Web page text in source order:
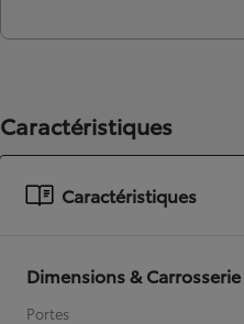
Caractéristiques
Caractéristiques
Dimensions & Carrosserie
Portes